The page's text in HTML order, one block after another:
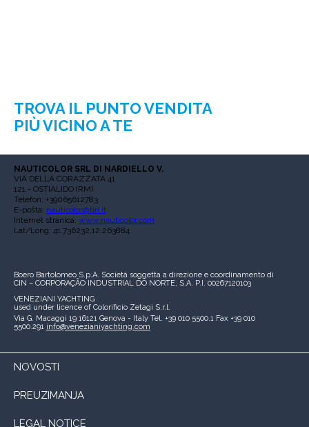
TROVA IL PUNTO VENDITA
PIÙ VICINO A TE
NAUTICOLOR SRL DI NARDIELLO V.
VIA DELLA CORAZZATA 41
121 - OSTIALIDO (RM)
Telefon: +39065612783
E-pošta: nauticolor@tin.it
Internet stranica: www.nauticolor.com
Lat/Long: 41.736232,12.263884
Boero Bartolomeo S.p.A. Società soggetta a direzione e coordinamento di
CIN – CORPORAÇÃO INDUSTRIAL DO NORTE, S.A. P.I. 00267120103
VENEZIANI YACHTING
used under licence of Colorificio Zetagi S.r.l.
Via G. Macaggi 19 16121 Genova - Italy Tel. +39 010 5500.1 Fax +39 010
5500.291 info@venezianiyachting.com
NOVOSTI
PREUZIMANJA
LEGAL NOTICE